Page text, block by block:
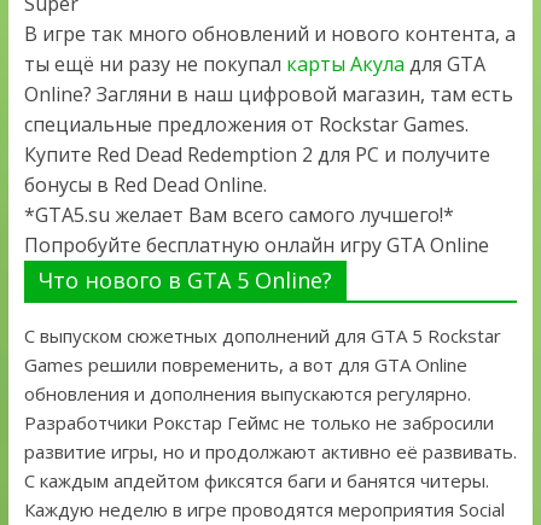
В игре так много обновлений и нового контента, а
ты ещё ни разу не покупал карты Акула для GTA
Online? Загляни в наш цифровой магазин, там есть
специальные предложения от Rockstar Games.
Купите Red Dead Redemption 2 для PC и получите
бонусы в Red Dead Online.
*GTA5.su желает Вам всего самого лучшего!*
Попробуйте бесплатную онлайн игру GTA Online
Что нового в GTA 5 Online?
С выпуском сюжетных дополнений для GTA 5 Rockstar
Games решили повременить, а вот для GTA Online
обновления и дополнения выпускаются регулярно.
Разработчики Рокстар Геймс не только не забросили
развитие игры, но и продолжают активно её развивать.
С каждым апдейтом фиксятся баги и банятся читеры.
Каждую неделю в игре проводятся мероприятия Social